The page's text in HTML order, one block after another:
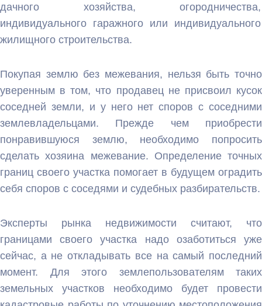
дачного хозяйства, огородничества,
индивидуального гаражного или индивидуального
жилищного строительства.
Покупая землю без межевания, нельзя быть точно
уверенным в том, что продавец не присвоил кусок
соседней земли, и у него нет споров с соседними
землевладельцами. Прежде чем приобрести
понравившуюся землю, необходимо попросить
сделать хозяина межевание. Определение точных
границ своего участка помогает в будущем оградить
себя споров с соседями и судебных разбирательств.
Эксперты рынка недвижимости считают, что
границами своего участка надо озаботиться уже
сейчас, а не откладывать все на самый последний
момент. Для этого землепользователям таких
земельных участков необходимо будет провести